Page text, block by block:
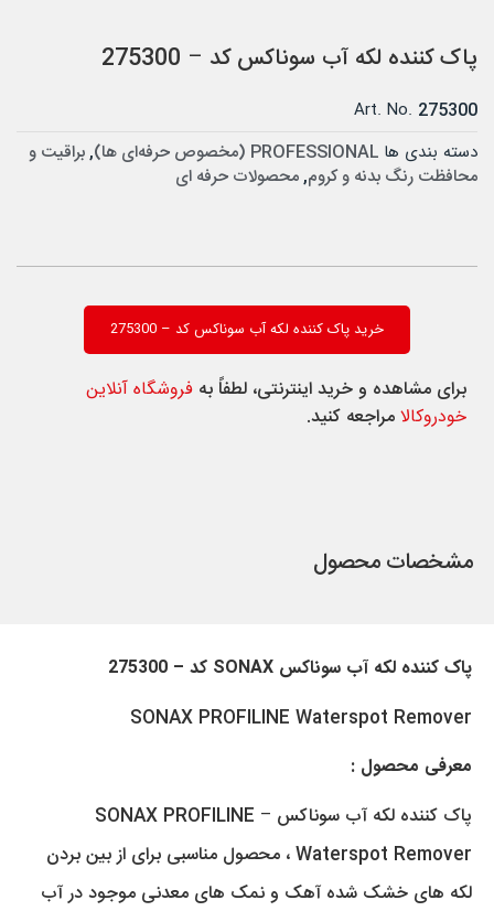
پاک کننده لکه آب سوناکس کد – 275300
Art. No. 275300
دسته بندی ها PROFESSIONAL (مخصوص حرفه‌ای ها) ,براقیت و
محافظت رنگ بدنه و کروم,محصولات حرفه ای
خرید پاک کننده لکه آب سوناکس کد – 275300
برای مشاهده و خرید اینترنتی، لطفاً به فروشگاه آنلاین
خودروکالا مراجعه کنید.
مشخصات محصول
پاک کننده لکه آب سوناکس SONAX کد – 275300
SONAX PROFILINE Waterspot Remover
معرفی محصول :
پاک کننده لکه آب سوناکس – SONAX PROFILINE
Waterspot Remover ، محصول مناسبی برای از بین بردن
لکه های خشک شده آهک و نمک های معدنی موجود در آب